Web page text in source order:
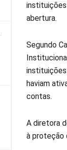
instituições
abertura.
Segundo
instituições
haviam
contas.
A diretora
à proteção